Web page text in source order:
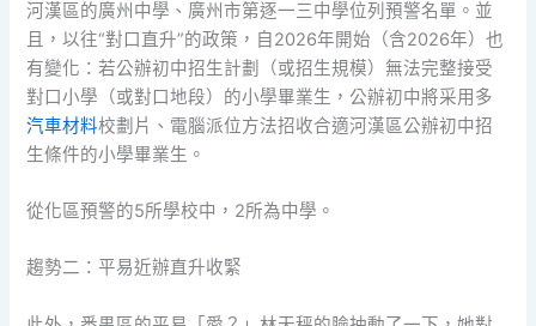
河漢區的廣州中學、廣州市第逐一三中學位列預警名單。並
且，以往“對口直升”的政策，自2026年開始（含2026年）也
有變化：若公辦初中招生計劃（或招生規模）無法完整接受
對口小學（或對口地段）的小學畢業生，公辦初中將采用多
汽車材料校劃片、電腦派位方法招收合適河漢區公辦初中招
生條件的小學畢業生。
從化區預警的5所學校中，2所為中學。
趨勢二：平易近辦直升收緊